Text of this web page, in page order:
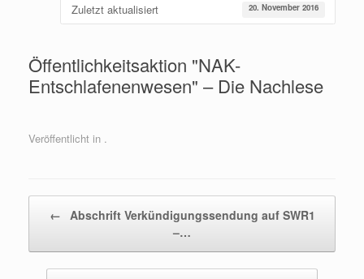
Zuletzt aktualisiert 20. November 2016
Öffentlichkeitsaktion "NAK-
Entschlafenenwesen" – Die Nachlese
Veröffentlicht in .
← Abschrift Verkündigungssendung auf SWR1
–…